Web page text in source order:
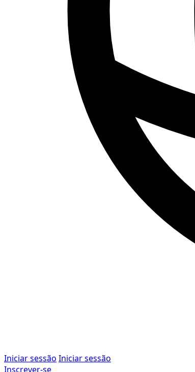
Iniciar sessão Iniciar sessão
Inscrever-se